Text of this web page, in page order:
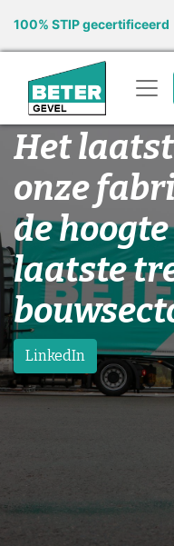
100% STIP gecertificeerd
Het
onze
de
laatste
LinkedIn